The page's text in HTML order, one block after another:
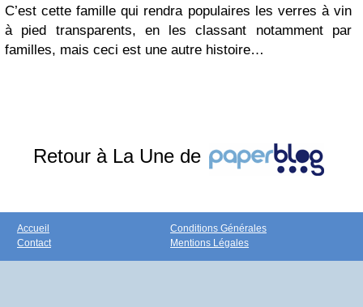
C’est cette famille qui rendra populaires les verres à vin
à pied transparents, en les classant notamment par
familles, mais ceci est une autre histoire…
Retour à La Une de
Accueil
Contact
Conditions Générales
Mentions Légales